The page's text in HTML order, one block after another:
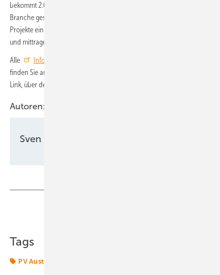
bekommt 2.000 Euro. Das Preisgeld wird von Unternehmen aus der
Branche gesponsert. „Wir freuen uns über alle, die nicht nur ihre
Projekte einreichen, sondern auch den Award finanziell unterstützen
und mittragen“, sagt Fechner.
Alle
Informationen zu den Kriterien und alle Termine zum Award
finden Sie auf der Webseite von PV Austria. Dort gibt es auch einen
Link, über den Sie das
Autoren:
Sven Ullrich
Tags
PV Austria